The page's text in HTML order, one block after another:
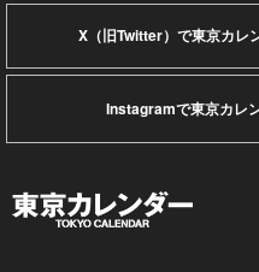
X（旧Twitter）で東京カレ
Instagramで東京カレ